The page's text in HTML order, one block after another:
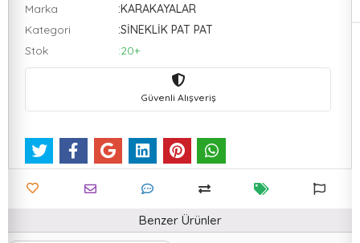
Marka
:KARAKAYALAR
Kategori
:SİNEKLİK PAT PAT
Stok
:20+
Güvenli Alışveriş
Benzer Ürünler